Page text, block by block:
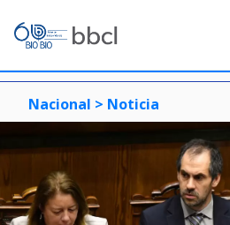
Nacional > Noticia